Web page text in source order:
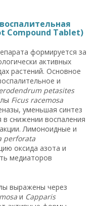
Compound Tablet)
формируется за
активных
растений. Основное
и
petasites
Ficus racemosa
уменьшая синтез
в снижении воспаления
Лимоноидные и
perforata
оксида азота и
медиаторов
выражены через
и Capparis